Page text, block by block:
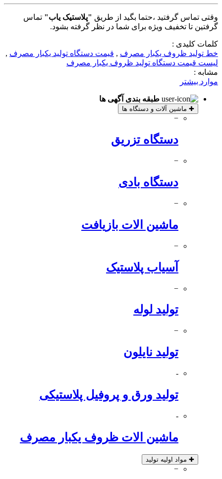
وقتی تماس گرفتید ،حتما بگید از طریق "پلاستیک یاب" تماس
گرفتین تا تخفیف ویژه برای شما در نظر گرفته بشود.
کلمات کلیدی :
خط تولید ظروف یکبار مصرف , قیمت دستگاه تولید یکبار مصرف ,
لیست قیمت دستگاه تولید ظروف یکبار مصرف
مشابه :
موارد بیشتر
طبقه بندی آگهی ها
✚ ماشین آلات و دستگاه ها
−
دستگاه تزریق
−
دستگاه بادی
−
ماشین الات بازیافت
−
آسیاب پلاستیک
−
تولید لوله
−
تولید نایلون
-
تولید ورق و پروفیل پلاستیکی
-
ماشین الات ظروف یکبار مصرف
✚ مواد اولیه تولید
−